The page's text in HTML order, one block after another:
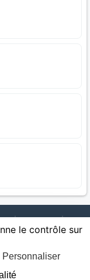
| Communes |
| Forets |
Cookies
INAO, Ministère de
le contrôle sur
Personnaliser